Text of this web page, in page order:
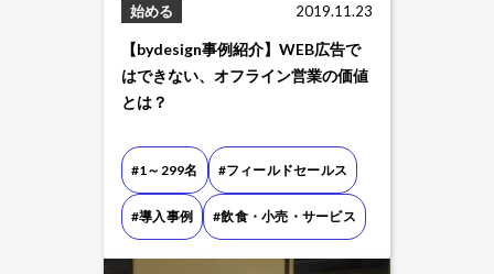
始める 2019.11.23
【bydesign事例紹介】WEB広告で
はできない、オフライン営業の価値
とは？
#1～299名 #フィールドセールス
#導入事例 #飲食・小売・サービス